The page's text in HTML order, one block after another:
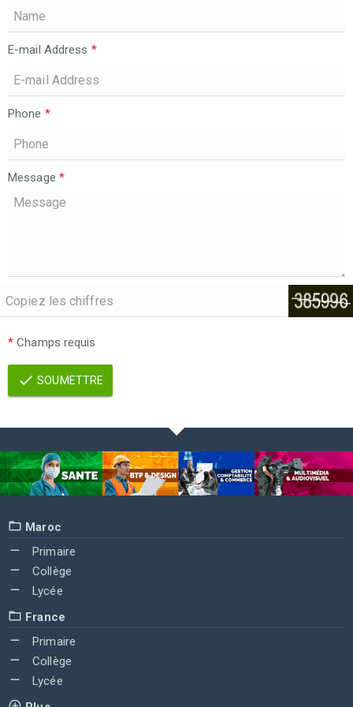
E-mail Address *
Phone *
Message *
* Champs requis
SOUMETTRE
Maroc
Primaire
Collège
Lycée
France
Primaire
Collège
Lycée